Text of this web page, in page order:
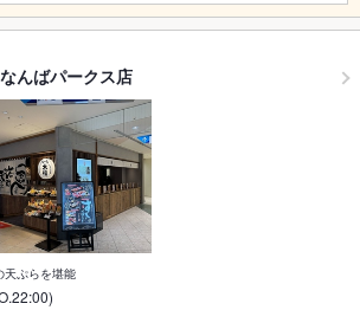
んばパークス店
天ぷらを堪能